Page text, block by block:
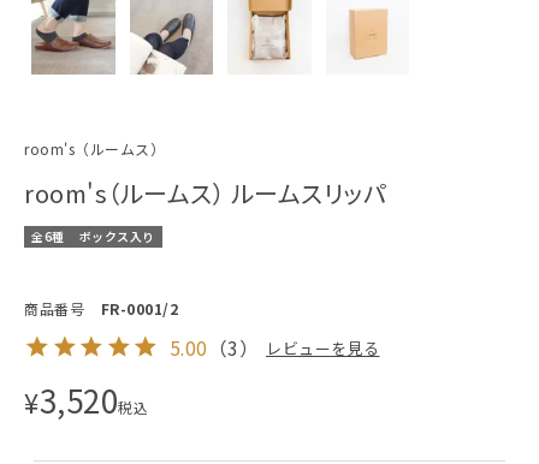
room's（ルームス）
room's（ルームス） ルームスリッパ
全6種 ボックス入り
商品番号 FR-0001/2
5.00 （3） レビューを見る
¥3,520税込